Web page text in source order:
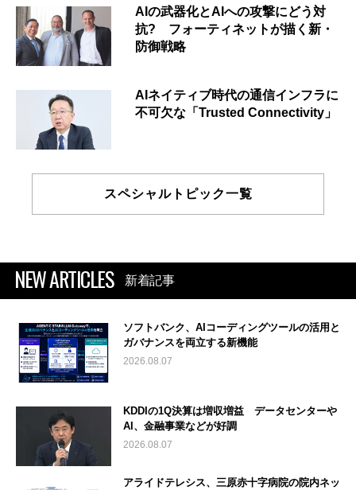
AIの武器化とAIへの攻撃にどう対
抗? フォーティネットが描く新・
防御戦略
AIネイティブ時代の通信インフラに
不可欠な「Trusted Connectivity」
スペシャルトピック一覧
NEW ARTICLES 新着記事
ソフトバンク、AIコーディングツールの活用と
ガバナンスを両立する新機能
2026.08.07
KDDIの1Q決算は増収増益 データセンターや
AI、金融事業などが好調
2026.08.07
アライドテレシス、三原赤十字病院の院内ネッ